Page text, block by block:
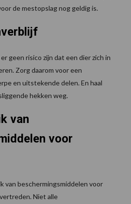
de mestopslag nog geldig is.
geen risico zijn dat een dier zich in
Zorg daarom voor een
en uitstekende delen. En haal
hekken weg.
van
voor
van beschermingsmiddelen voor
Niet alle